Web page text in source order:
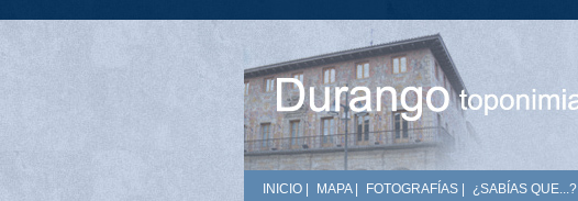
INICIO MAPA| FOTOGRAFÍAS ¿SABÍAS QUE...?